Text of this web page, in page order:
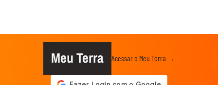
Meu Terra Acessar o Meu Terra →